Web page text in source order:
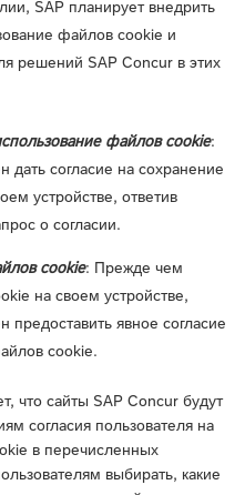
SAP планирует внедрить
файлов cookie и
решений SAP Concur в этих
файлов cookie:
дать согласие на сохранение
устройстве, ответив
о согласии.
cookie: Прежде чем
на своем устройстве,
предоставить явное согласие
cookie.
что сайты SAP Concur будут
согласия пользователя на
в перечисленных
выбирать, какие